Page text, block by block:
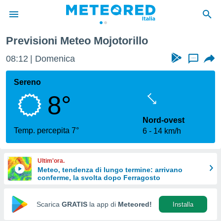
di
per
le
di
Web
Previsioni Meteo Mojotorillo
08:12 Domenica ...
Sereno
8°
Temp. percepita 7°
Nord-ovest
6
14 km/h
Ultim'ora.
Meteo, tendenza di lungo termine: arrivano
conferme, la svolta dopo Ferragosto
Scarica GRATIS la app di Meteored! Installa